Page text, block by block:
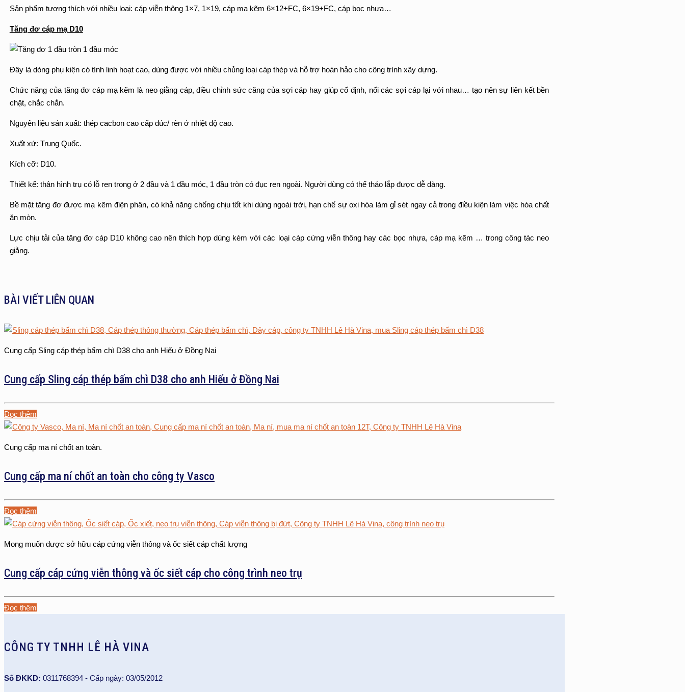
Sản phẩm tương thích với nhiều loại: cáp viễn thông 1×7, 1×19, cáp mạ kẽm 6×12+FC, 6×19+FC, cáp bọc nhựa…
Tăng đơ cáp mạ D10
Đây là dòng phụ kiện có tính linh hoạt cao, dùng được với nhiều chủng loại cáp thép và hỗ trợ hoàn hảo cho công trình xây dựng.
Chức năng của tăng đơ cáp mạ kẽm là neo giằng cáp, điều chỉnh sức căng của sợi cáp hay giúp cố định, nối các sợi cáp lại với nhau… tạo nên sự liên kết bền
chặt, chắc chắn.
Nguyên liệu sản xuất: thép cacbon cao cấp đúc/ rèn ở nhiệt độ cao.
Xuất xứ: Trung Quốc.
Kích cỡ: D10.
Thiết kế: thân hình trụ có lỗ ren trong ở 2 đầu và 1 đầu móc, 1 đầu tròn có đục ren ngoài. Người dùng có thể tháo lắp được dễ dàng.
Bề mặt tăng đơ được mạ kẽm điện phân, có khả năng chống chịu tốt khi dùng ngoài trời, hạn chế sự oxi hóa làm gỉ sét ngay cả trong điều kiện làm việc hóa chất
ăn mòn.
Lực chịu tải của tăng đơ cáp D10 không cao nên thích hợp dùng kèm với các loại cáp cứng viễn thông hay các bọc nhựa, cáp mạ kẽm … trong công tác neo
giằng.
BÀI VIẾT LIÊN QUAN
Cung cấp Sling cáp thép bấm chì D38 cho anh Hiếu ở Đồng Nai
Cung cấp Sling cáp thép bấm chì D38 cho anh Hiếu ở Đồng Nai
Đọc thêm
Cung cấp ma ní chốt an toàn.
Cung cấp ma ní chốt an toàn cho công ty Vasco
Đọc thêm
Mong muốn được sở hữu cáp cứng viễn thông và ốc siết cáp chất lượng
Cung cấp cáp cứng viễn thông và ốc siết cáp cho công trình neo trụ
Đọc thêm
CÔNG TY TNHH LÊ HÀ VINA
Số ĐKKD: 0311768394 - Cấp ngày: 03/05/2012